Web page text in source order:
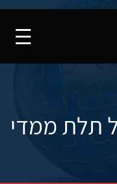
תלת ממדי